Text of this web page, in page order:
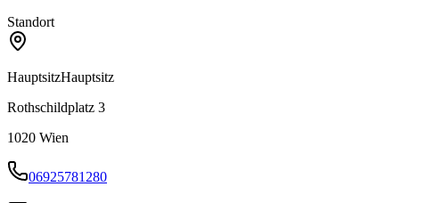
Standort
HauptsitzHauptsitz
Rothschildplatz 3
1020 Wien
06925781280